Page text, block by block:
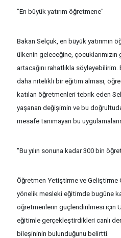
"En büyük yatırım öğretmene"
Bakan Selçuk, en büyük yatırımın
ülkenin geleceğine, çocuklarımızın
artacağını rahatlıkla
daha nitelikli bir eğitim alması,
katılan öğretmenleri tebrik eden
yaşanan değişimin ve bu
mesafe tanımayan bu
"Bu yılın sonuna kadar 300 bin
Öğretmen Yetiştirme ve Geliştirme
yönelik mesleki eğitimde bugüne
öğretmenlerin güçlendirilmesi için
eğitimle gerçekleştirdikleri canlı
bileşininin bulunduğunu belirtti.